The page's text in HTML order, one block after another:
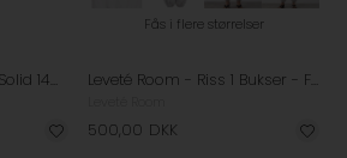
Leveté Room - LR-Isla Solid 140 Top - White
Fås i flere størrelser
Leveté Room - Riss 1 Bukser - Fossil Combi
500,00 DKK